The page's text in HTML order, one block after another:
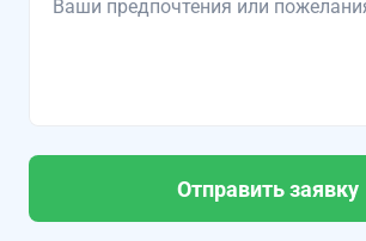
Отправить заявку